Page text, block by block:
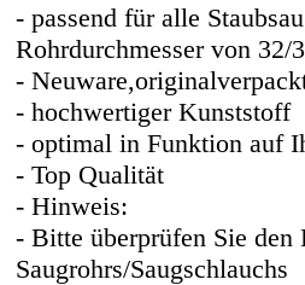
- passend für alle
Rohrdurchmesser von 32/
-
- hochwertiger Kunststoff
- optimal in Funktion auf
- Top Qualität
- Hinweis:
- Bitte überprüfen Sie den
Saugrohrs/Saugschlauchs